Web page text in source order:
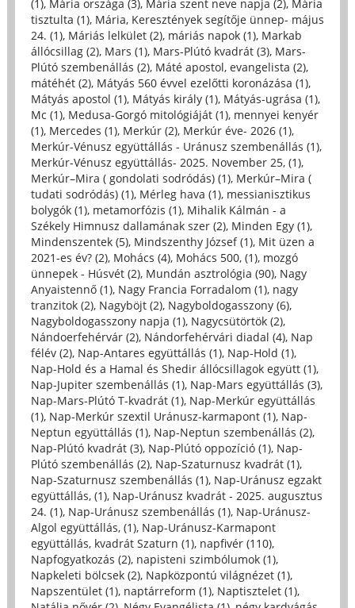
(1), Mária országa (3), Mária szent neve napja (2), Mária
tisztulta (1), Mária, Keresztények segítője ünnep- május
24. (1), Máriás lelkület (2), máriás napok (1), Markab
állócsillag (2), Mars (1), Mars-Plútó kvadrát (3), Mars-
Plútó szembenállás (2), Máté apostol, evangelista (2),
mátéhét (2), Mátyás 560 évvel ezelőtti koronázása (1),
Mátyás apostol (1), Mátyás király (1), Mátyás-ugrása (1),
Mc (1), Medusa-Gorgó mitológiáját (1), mennyei kenyér
(1), Mercedes (1), Merkúr (2), Merkúr éve- 2026 (1),
Merkúr-Vénusz együttállás - Uránusz szembenállás (1),
Merkúr-Vénusz együttállás- 2025. November 25, (1),
Merkúr–Mira ( gondolati sodródás) (1), Merkúr–Mira (
tudati sodródás) (1), Mérleg hava (1), messianisztikus
bolygók (1), metamorfózis (1), Mihalik Kálmán - a
Székely Himnusz dallamának szer (2), Minden Egy (1),
Mindenszentek (5), Mindszenthy József (1), Mit üzen a
2021-es év? (2), Mohács (4), Mohács 500, (1), mozgó
ünnepek - Húsvét (2), Mundán asztrológia (90), Nagy
Anyaistennő (1), Nagy Francia Forradalom (1), nagy
tranzitok (2), Nagyböjt (2), Nagyboldogasszony (6),
Nagyboldogasszony napja (1), Nagycsütörtök (2),
Nándoerfehérvár (2), Nándorfehérvári diadal (4), Nap
félév (2), Nap-Antares együttállás (1), Nap-Hold (1),
Nap-Hold és a Hamal és Shedir állócsillagok együtt (1),
Nap-Jupiter szembenállás (1), Nap-Mars együttállás (3),
Nap-Mars-Plútó T-kvadrát (1), Nap-Merkúr együttállás
(1), Nap-Merkúr szextil Uránusz-karmapont (1), Nap-
Neptun együttállás (1), Nap-Neptun szembenállás (2),
Nap-Plútó kvadrát (3), Nap-Plútó oppozíció (1), Nap-
Plútó szembenállás (2), Nap-Szaturnusz kvadrát (1),
Nap-Szaturnusz szembenállás (1), Nap-Uránusz egzakt
együttállás, (1), Nap-Uránusz kvadrát - 2025. augusztus
24. (1), Nap-Uránusz szembenállás (1), Nap-Uránusz-
Algol együttállás, (1), Nap-Uránusz-Karmapont
együttállás, kvadrát Szaturn (1), napfivér (110),
Napfogyatkozás (2), napisteni szimbólumok (1),
Napkeleti bölcsek (2), Napközpontú világnézet (1),
Napszentület (1), naptárreform (1), Naptisztelet (1),